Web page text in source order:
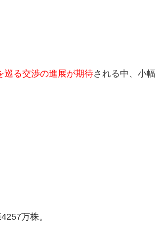
巡る交渉の進展が期待される中、小幅
万株。